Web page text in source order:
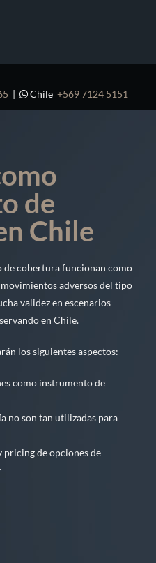
| Chile +569 7124 5151
de
Chile
de cobertura funcionan como
adversos del tipo
validez en escenarios
en Chile.
los siguientes aspectos:
como instrumento de
no son tan utilizadas para
pricing de opciones de